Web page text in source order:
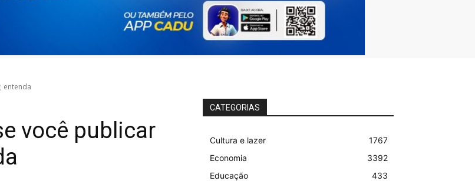
entenda
você publicar
CATEGORIAS
Cultura e lazer
1767
Economia
3392
Educação
433